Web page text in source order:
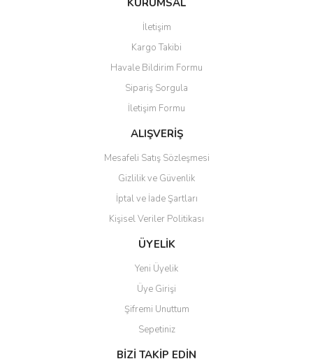
Yorum Yaz
Ürün resmi kalitesiz, bozuk veya görüntülenemiyor.
Ürün açıklamasında eksik bilgiler bulunuyor.
Ürün bilgilerinde hatalar bulunuyor.
Ürün fiyatı diğer sitelerden daha pahalı.
Bu ürüne benzer farklı alternatifler olmalı.
Gönder
KURUMSAL
İletişim
Kargo Takibi
Havale Bildirim Formu
Sipariş Sorgula
İletişim Formu
ALIŞVERİŞ
Mesafeli Satış Sözleşmesi
Gizlilik ve Güvenlik
İptal ve İade Şartları
Kişisel Veriler Politikası
ÜYELİK
Yeni Üyelik
Üye Girişi
Şifremi Unuttum
Sepetiniz
BİZİ TAKİP EDİN